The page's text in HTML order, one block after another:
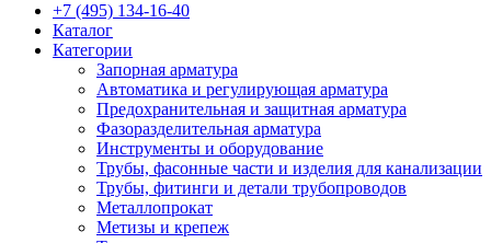
+7 (495) 134-16-40
Каталог
Категории
Запорная арматура
Автоматика и регулирующая арматура
Предохранительная и защитная арматура
Фазоразделительная арматура
Инструменты и оборудование
Трубы, фасонные части и изделия для канализации
Трубы, фитинги и детали трубопроводов
Металлопрокат
Метизы и крепеж